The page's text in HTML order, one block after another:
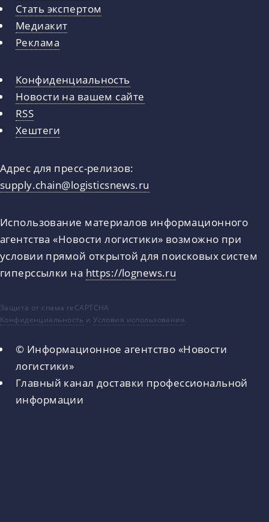
Стать экспертом
Медиакит
Реклама
Конфиденциальность
Новости на вашем сайте
RSS
Хештеги
Адрес для пресс-релизов:
supply.chain@logisticsnews.ru
Использование материалов информационного
агентства «Новости логистики» возможно при
условии прямой открытой для поисковых систем
гиперссылки на https://lognews.ru
Защита от спама reCAPTCHA
Конфиденциальность иУсловия использования.
© Информационное агентство «Новости
логистики»
Главный канал доставки профессиональной
информации